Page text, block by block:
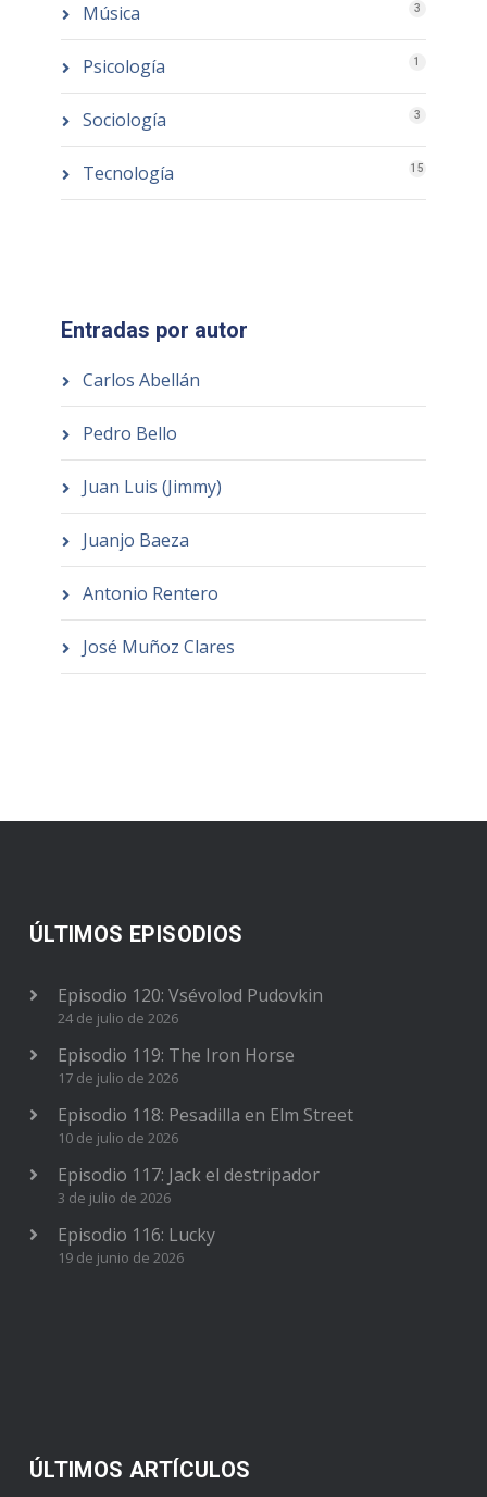
Música 3
Psicología 1
Sociología 3
Tecnología 15
Entradas por autor
Carlos Abellán
Pedro Bello
Juan Luis (Jimmy)
Juanjo Baeza
Antonio Rentero
José Muñoz Clares
ÚLTIMOS EPISODIOS
Episodio 120: Vsévolod Pudovkin
24 de julio de 2026
Episodio 119: The Iron Horse
17 de julio de 2026
Episodio 118: Pesadilla en Elm Street
10 de julio de 2026
Episodio 117: Jack el destripador
3 de julio de 2026
Episodio 116: Lucky
19 de junio de 2026
ÚLTIMOS ARTÍCULOS